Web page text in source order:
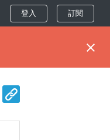
登入 訂閱